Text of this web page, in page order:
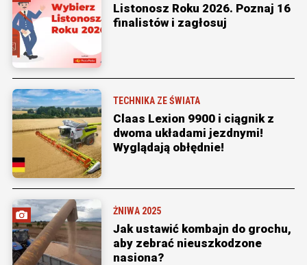
Listonosz Roku 2026. Poznaj 16
finalistów i zagłosuj
TECHNIKA ZE ŚWIATA
Claas Lexion 9900 i ciągnik z
dwoma układami jezdnymi!
Wyglądają obłędnie!
ŻNIWA 2025
Jak ustawić kombajn do grochu,
aby zebrać nieuszkodzone
nasiona?